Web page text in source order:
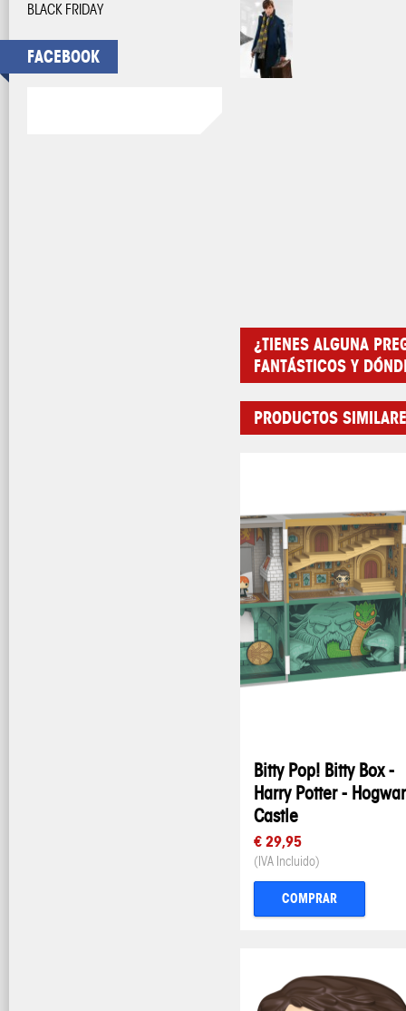
BLACK FRIDAY
FACEBOOK
¿TIENES ALGUNA
FANTÁSTICOS Y
PRODUCTOS
Bitty Pop! Bitty Box -
Harry Potter -
Castle
€ 29,95
(IVA Incluido)
COMPRAR